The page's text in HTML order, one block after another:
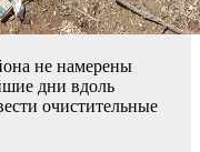
не намерены
дни вдоль
очистительные